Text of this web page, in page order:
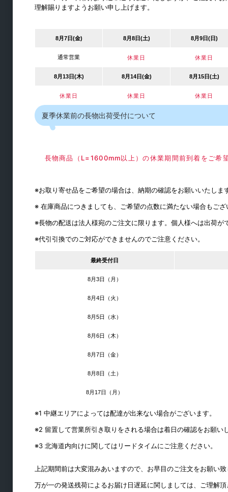
ステー・ヒンジ
取手・つまみ
物干金物類
ピクチャーレール
理解賜りますようお願い申し上げます。
8月7日(金) 8月8日(土) 8月9日(日)
通常営業 休業日 休業日
8月13日(木) 8月14日(金) 8月15日(土)
休業日 休業日 休業日
夏季休業前の長物出荷受付について
長物商品（L=1600mm以上）の休業期間前到着をご希
※お取り寄せ品をご希望の場合は、納期の確認をお願いいたしま
※ 在庫商品につきましても、ご希望の点数に満たない場合もご
※長物の配送は法人様宛のご注文に限ります。個人様へは出荷が
※代引引換でのご対応ができませんのでご注意ください。
最終受付日
8月3日（月）
8月4日（火）
8月5日（水）
8月6日（木）
8月7日（金）
8月8日（土）
8月17日（月）
※1 中継エリアによっては配達が出来ない場合がございます。
※2 留置して営業所引き取りをされる場合は着日の確認をお願い
※3 北海道内向けに関してはリードタイムにご注意ください。
上記期間前は大変混みあいますので、お早目のご注文をお願い
万が一の発送残荷によるお届け日遅延に関しましては、ご理解